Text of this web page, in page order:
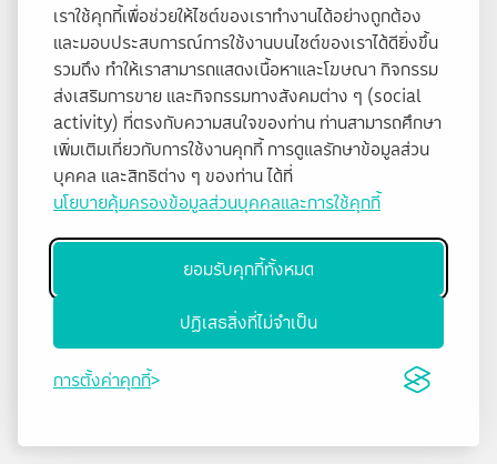
เราใช้คุกกี้เพื่อช่วยให้ไซต์ของเราทำงานได้อย่างถูกต้อง
และมอบประสบการณ์การใช้งานบนไซต์ของเราได้ดียิ่งขึ้น
รวมถึง ทำให้เราสามารถแสดงเนื้อหาและโฆษณา กิจกรรม
ส่งเสริมการขาย และกิจกรรมทางสังคมต่าง ๆ (social
activity) ที่ตรงกับความสนใจของท่าน ท่านสามารถศึกษา
เพิ่มเติมเกี่ยวกับการใช้งานคุกกี้ การดูแลรักษาข้อมูลส่วน
บุคคล และสิทธิต่าง ๆ ของท่าน ได้ที่
นโยบายคุ้มครองข้อมูลส่วนบุคคลและการใช้คุกกี้
ยอมรับคุกกี้ทั้งหมด
ปฏิเสธสิ่งที่ไม่จำเป็น
การตั้งค่าคุกกี้